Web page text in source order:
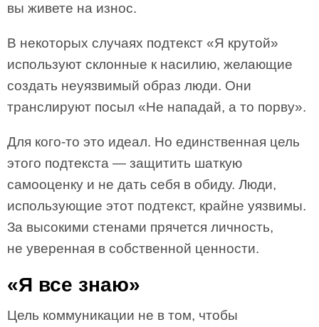
вы живете на износ.
В некоторых случаях подтекст «Я крутой»
используют склонные к насилию, желающие
создать неуязвимый образ люди. Они
транслируют посыл «Не нападай, а то порву».
Для кого-то это идеал. Но единственная цель
этого подтекста — защитить шаткую
самооценку и не дать себя в обиду. Люди,
использующие этот подтекст, крайне уязвимы.
За высокими стенами прячется личность,
не уверенная в собственной ценности.
«Я все знаю»
Цель коммуникации не в том, чтобы